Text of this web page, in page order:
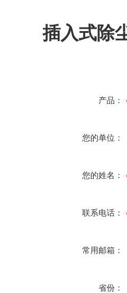
插入式除
产品：
您的单位：
您的姓名：
联系电话：
常用邮箱：
省份：